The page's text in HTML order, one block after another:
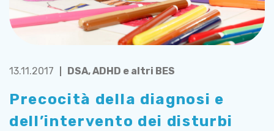
13.11.2017 DSA, ADHD e altri BES
Precocità della diagnosi e
dell’intervento dei disturbi